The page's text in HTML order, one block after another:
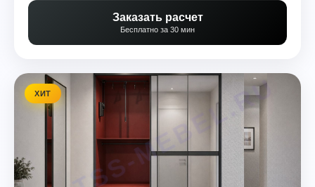
Заказать расчет
Бесплатно за 30 мин
ХИТ